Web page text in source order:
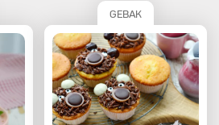
GEBAK